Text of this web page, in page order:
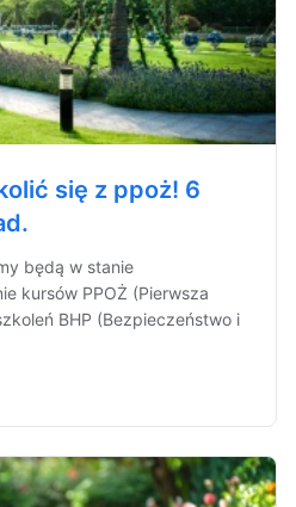
się z ppoż! 6
będą w stanie
kursów PPOŻ (Pierwsza
BHP (Bezpieczeństwo i